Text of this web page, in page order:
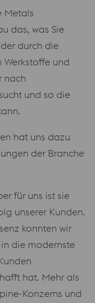
Metals
das, was Sie
durch die
Werkstoffe und
nach
und so die
hat uns dazu
der Branche
für uns ist sie
unserer Kunden.
konnten wir
die modernste
hat. Mehr als
Konzerns und